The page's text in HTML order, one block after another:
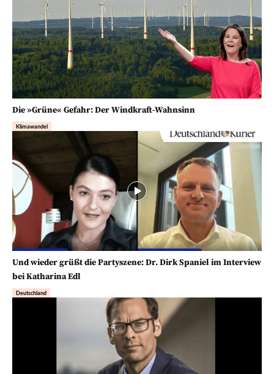
Die »Grüne« Gefahr: Der Windkraft-Wahnsinn
Klimawandel
Und wieder grüßt die Partyszene: Dr. Dirk Spaniel im Interview
bei Katharina Edl
Deutschland